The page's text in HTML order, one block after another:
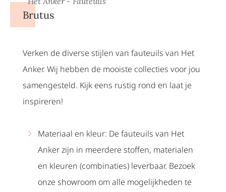
Brutus
Verken de diverse stijlen van fauteuils van Het
Anker. Wij hebben de mooiste collecties voor jou
samengesteld. Kijk eens rustig rond en laat je
inspireren!
Materiaal en kleur: De fauteuils van Het
Anker zijn in meerdere stoffen, materialen
en kleuren (combinaties) leverbaar. Bezoek
onze showroom om alle mogelijkheden te